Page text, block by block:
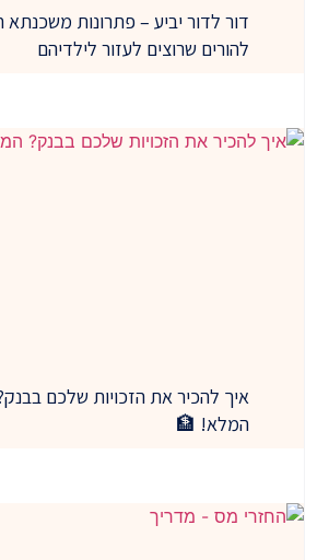
דור לדור יביע – פתרונות משכנתא חדשניים
להורים שרוצים לעזור לילדיהם
איך להכיר את הזכויות שלכם בבנק? המדריך
המלא! 🏦